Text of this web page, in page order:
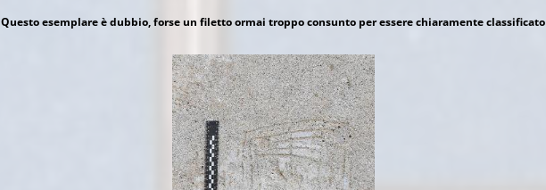
Questo esemplare è dubbio, forse un filetto ormai troppo consunto per essere chiaramente classificato